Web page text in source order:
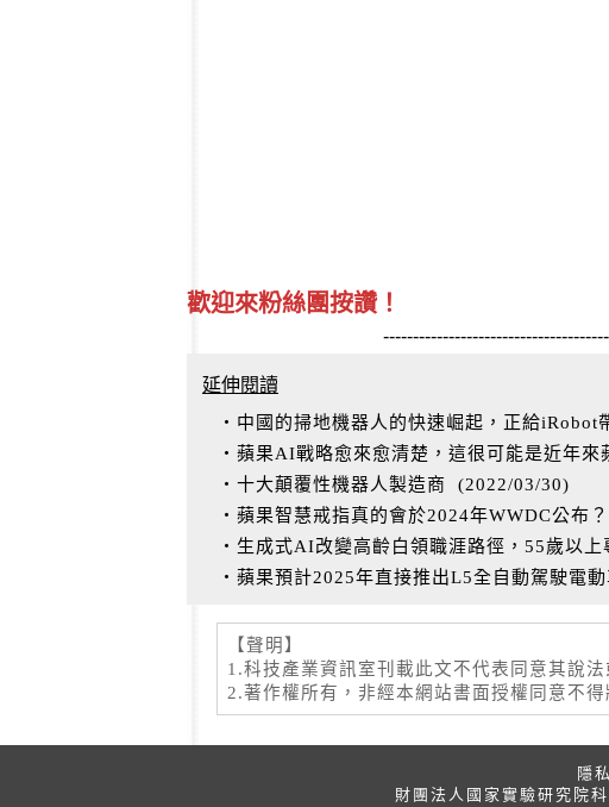
歡迎來粉絲團按讚！
延伸閱讀
‧中國的掃地機器人的快速崛起，正給iRobot
‧蘋果AI戰略愈來愈清楚，這很可能是近年來
‧十大顛覆性機器人製造商
(2022/03/30)
‧蘋果智慧戒指真的會於2024年WWDC公布
‧生成式AI改變高齡白領職涯路徑，55歲以上
‧蘋果預計2025年直接推出L5全自動駕駛電
【聲明】
1.科技產業資訊室刊載此文不代表同意其說
2.著作權所有，非經本網站書面授權同意不
隱
財團法人國家實驗研究院